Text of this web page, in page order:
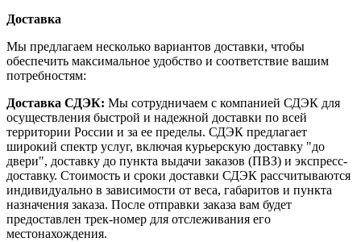
Доставка
Мы предлагаем несколько вариантов доставки, чтобы
обеспечить максимальное удобство и соответствие вашим
потребностям:
Доставка СДЭК: Мы сотрудничаем с компанией СДЭК для
осуществления быстрой и надежной доставки по всей
территории России и за ее пределы. СДЭК предлагает
широкий спектр услуг, включая курьерскую доставку "до
двери", доставку до пункта выдачи заказов (ПВЗ) и экспресс-
доставку. Стоимость и сроки доставки СДЭК рассчитываются
индивидуально в зависимости от веса, габаритов и пункта
назначения заказа. После отправки заказа вам будет
предоставлен трек-номер для отслеживания его
местонахождения.